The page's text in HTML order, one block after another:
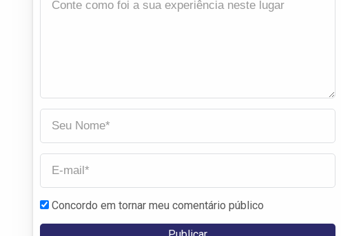
Concordo em tornar meu comentário público